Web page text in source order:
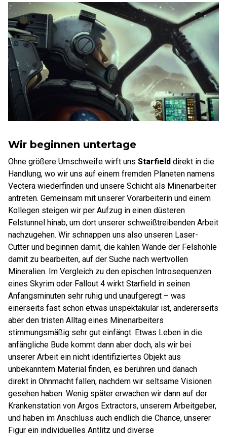
Wir beginnen untertage
Ohne größere Umschweife wirft uns Starfield direkt in die
Handlung, wo wir uns auf einem fremden Planeten namens
Vectera wiederfinden und unsere Schicht als Minenarbeiter
antreten. Gemeinsam mit unserer Vorarbeiterin und einem
Kollegen steigen wir per Aufzug in einen düsteren
Felstunnel hinab, um dort unserer schweißtreibenden Arbeit
nachzugehen. Wir schnappen uns also unseren Laser-
Cutter und beginnen damit, die kahlen Wände der Felshöhle
damit zu bearbeiten, auf der Suche nach wertvollen
Mineralien. Im Vergleich zu den epischen Introsequenzen
eines Skyrim oder Fallout 4 wirkt Starfield in seinen
Anfangsminuten sehr ruhig und unaufgeregt – was
einerseits fast schon etwas unspektakulär ist, andererseits
aber den tristen Alltag eines Minenarbeiters
stimmungsmäßig sehr gut einfängt. Etwas Leben in die
anfängliche Bude kommt dann aber doch, als wir bei
unserer Arbeit ein nicht identifiziertes Objekt aus
unbekanntem Material finden, es berühren und danach
direkt in Ohnmacht fallen, nachdem wir seltsame Visionen
gesehen haben. Wenig später erwachen wir dann auf der
Krankenstation von Argos Extractors, unserem Arbeitgeber,
und haben im Anschluss auch endlich die Chance, unserer
Figur ein individuelles Antlitz und diverse